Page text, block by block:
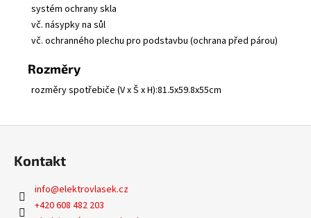
systém ochrany skla
vč. násypky na sůl
vč. ochranného plechu pro podstavbu (ochrana před párou)
Rozměry
rozměry spotřebiče (V x Š x H):81.5x59.8x55cm
Kontakt
info@elektrovlasek.cz
+420 608 482 203